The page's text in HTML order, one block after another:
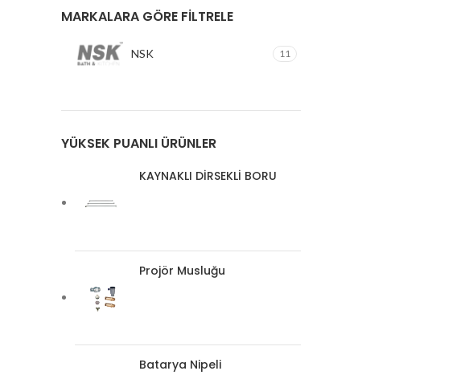
MARKALARA GÖRE FILTRELE
NSK 11
YÜKSEK PUANLI ÜRÜNLER
KAYNAKLI DİRSEKLİ BORU
Projör Musluğu
Batarya Nipeli